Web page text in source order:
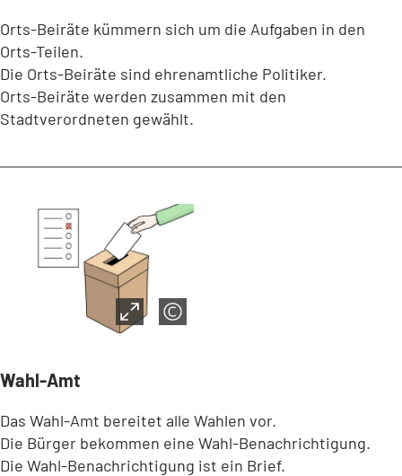
Orts-Beiräte kümmern sich um die Aufgaben in den
Orts-Teilen.
Die Orts-Beiräte sind ehrenamtliche Politiker.
Orts-Beiräte werden zusammen mit den
Stadtverordneten gewählt.
Wahl-Amt
Das Wahl-Amt bereitet alle Wahlen vor.
Die Bürger bekommen eine Wahl-Benachrichtigung.
Die Wahl-Benachrichtigung ist ein Brief.